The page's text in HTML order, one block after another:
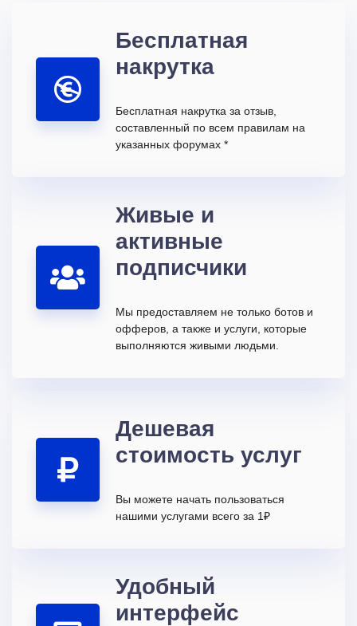
Бесплатная
накрутка
Бесплатная накрутка за отзыв,
составленный по всем правилам на
указанных форумах *
Живые и
активные
подписчики
Мы предоставляем не только ботов и
офферов, а также и услуги, которые
выполняются живыми людьми.
Дешевая
стоимость услуг
Вы можете начать пользоваться
нашими услугами всего за 1₽
Удобный
интерфейс